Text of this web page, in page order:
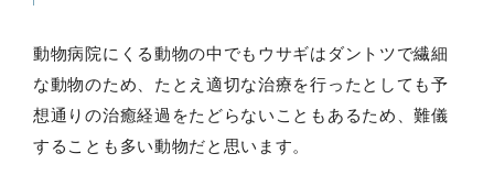
動物病院にくる動物の中でもウサギはダントツで繊細
な動物のため、たとえ適切な治療を行ったとしても予
想通りの治癒経過をたどらないこともあるため、難儀
することも多い動物だと思います。